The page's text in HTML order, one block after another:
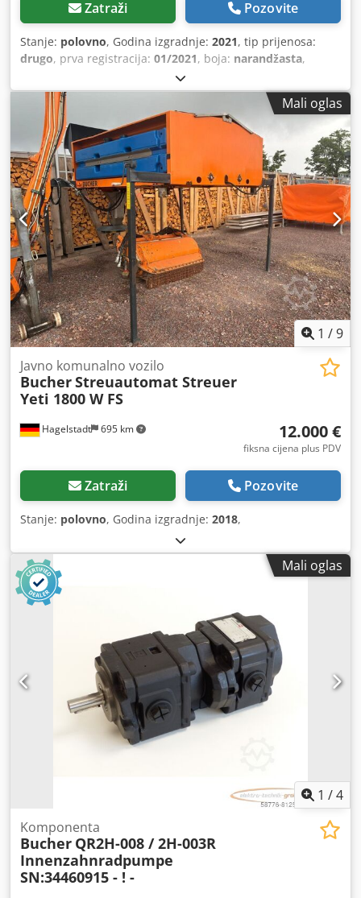
Zatraži Pozovite
Stanje: polovno, Godina izgradnje: 2021, tip prijenosa:
drugo, prva registracija: 01/2021, boja: narandžasta,
1.001 km, prazna masa:
kabina vozača:drugo,
Mali oglas
1 /9
Hagelstadt 695 km
Javno komunalno vozilo
BucherStreuautomat Streuer
Yeti 1800 W FS
12.000 €
fiksna cijena plus PDV
Zatraži Pozovite
Stanje: polovno, Godina izgradnje: 2018,
Mali oglas
1 /4
Komponenta
Bucher QR2H-008 / 2H-003R
Innenzahnradpumpe
SN:34460915 - ! -